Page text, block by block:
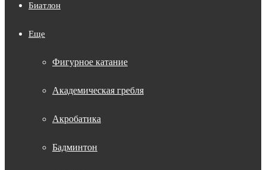
Биатлон
Еще
Фигурное катание
Академическая гребля
Акробатика
Бадминтон